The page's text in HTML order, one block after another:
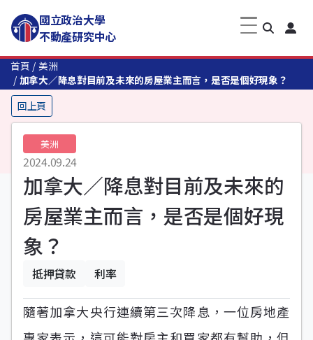
國立政治大學
不動產研究中心
首頁
美洲
加拿大／降息對目前及未來的房屋業主而言，是否是個好現象？
回上頁
美洲
2024.09.24
加拿大／降息對目前及未來的
房屋業主而言，是否是個好現
象？
抵押貸款 利率
隨著加拿大央行連續第三次降息，一位房地產